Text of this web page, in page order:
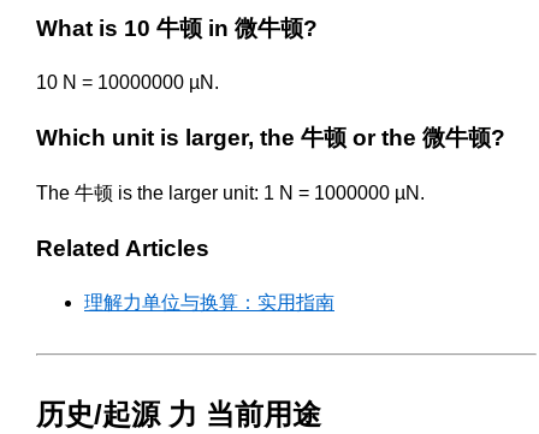
What is 10 牛顿 in 微牛顿?
10 N = 10000000 µN.
Which unit is larger, the 牛顿 or the 微牛顿?
The 牛顿 is the larger unit: 1 N = 1000000 µN.
Related Articles
理解力单位与换算：实用指南
历史/起源 力 当前用途